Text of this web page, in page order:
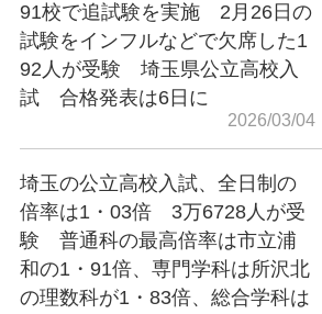
91校で追試験を実施 2月26日の
試験をインフルなどで欠席した1
92人が受験 埼玉県公立高校入
試 合格発表は6日に
2026/03/04
埼玉の公立高校入試、全日制の
倍率は1・03倍 3万6728人が受
験 普通科の最高倍率は市立浦
和の1・91倍、専門学科は所沢北
の理数科が1・83倍、総合学科は